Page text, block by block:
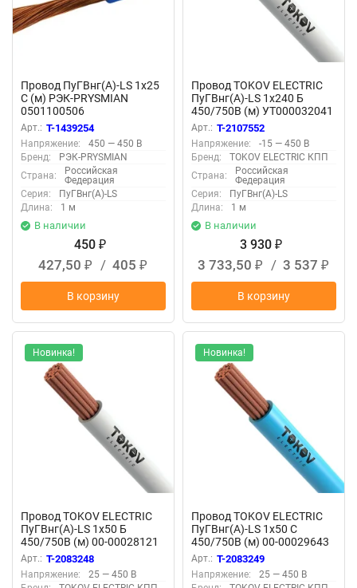
Провод ПуГВнг(А)-LS 1х25
С (м) РЭК-PRYSMIAN
0501100506
Арт.: T-1439254
Напряжение:
450 — 450 В
Бренд:
РЭК-PRYSMIAN
Страна:
Российская
Федерация
Серия:
ПуГВнг(А)-LS
Длина:
1 м
В наличии
450 ₽
427,50 ₽ / 405 ₽
В корзину
Провод TOKOV ELECTRIC
ПуГВнг(А)-LS 1х240 Б
450/750В (м) УТ000032041
Арт.: T-2107552
Напряжение:
-15 — 450 В
Бренд:
TOKOV ELECTRIC КПП
Страна:
Российская
Федерация
Серия:
ПуГВнг(А)-LS
Длина:
1 м
В наличии
3 930 ₽
3 733,50 ₽ / 3 537 ₽
В корзину
Новинка!
Провод TOKOV ELECTRIC
ПуГВнг(А)-LS 1х50 Б
450/750В (м) 00-00028121
Арт.: T-2083248
Напряжение:
25 — 450 В
Новинка!
Провод TOKOV ELECTRIC
ПуГВнг(А)-LS 1х50 С
450/750В (м) 00-00029643
Арт.: T-2083249
Напряжение:
25 — 450 В